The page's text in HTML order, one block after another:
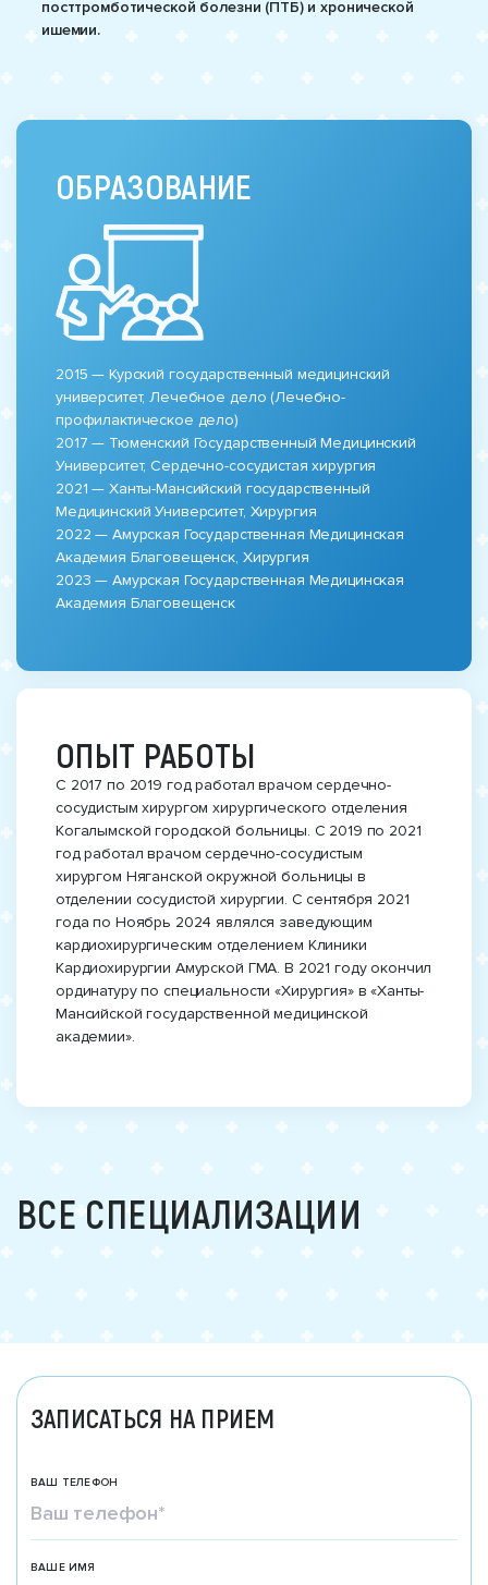
посттромботической болезни (ПТБ) и хронической
ишемии.
ОБРАЗОВАНИЕ
2015 — Курский государственный медицинский
университет, Лечебное дело (Лечебно-
профилактическое дело)
2017 — Тюменский Государственный Медицинский
Университет, Сердечно-сосудистая хирургия
2021 — Ханты-Мансийский государственный
Медицинский Университет, Хирургия
2022 — Амурская Государственная Медицинская
Академия Благовещенск, Хирургия
2023 — Амурская Государственная Медицинская
Академия Благовещенск
ОПЫТ РАБОТЫ
С 2017 по 2019 год работал врачом сердечно-
сосудистым хирургом хирургического отделения
Когалымской городской больницы. С 2019 по 2021
год работал врачом сердечно-сосудистым
хирургом Няганской окружной больницы в
отделении сосудистой хирургии. С сентября 2021
года по Ноябрь 2024 являлся заведующим
кардиохирургическим отделением Клиники
Кардиохирургии Амурской ГМА. В 2021 году окончил
ординатуру по специальности «Хирургия» в «Ханты-
Мансийской государственной медицинской
академии».
ВСЕ СПЕЦИАЛИЗАЦИИ
ЗАПИСАТЬСЯ НА ПРИЕМ
ВАШ ТЕЛЕФОН
ВАШЕ ИМЯ